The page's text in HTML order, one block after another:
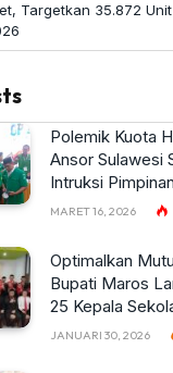
Targetkan 35.872
Polemik Kuota
Ansor Sulawesi
Intruksi
MARET 16, 2026
Optimalkan
Bupati Maros
25 Kepala
JANUARI 30, 2026